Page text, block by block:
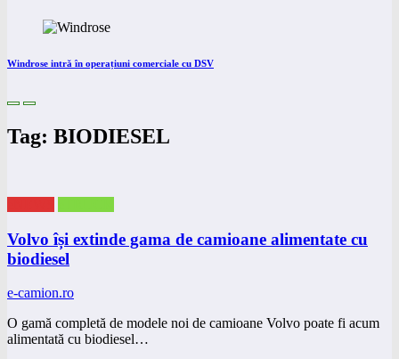
Windrose intră în operațiuni comerciale cu DSV
Tag: BIODIESEL
Volvo își extinde gama de camioane alimentate cu
biodiesel
e-camion.ro
O gamă completă de modele noi de camioane Volvo poate fi acum
alimentată cu biodiesel…